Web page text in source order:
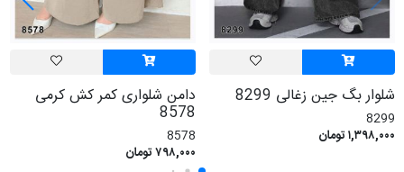
شلوار بگ جین زغالی 8299
8299
۱,۳۹۸,۰۰۰ تومان
دامن شلواری کمر کش کرمی
8578
8578
۷۹۸,۰۰۰ تومان